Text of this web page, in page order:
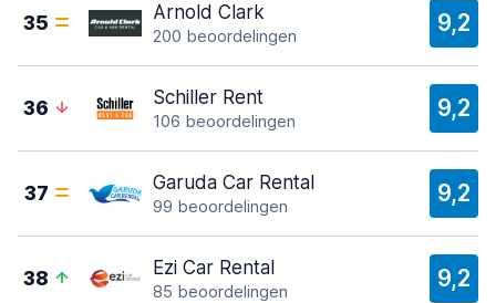
35 Arnold Clark
200 beoordelingen 9,2
36 Schiller Rent
106 beoordelingen 9,2
37 Garuda Car Rental
99 beoordelingen 9,2
38 Ezi Car Rental
85 beoordelingen 9,2